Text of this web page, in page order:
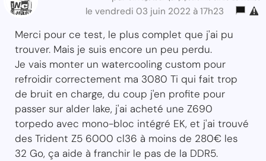
le vendredi 03 juin 2022 à 17h23
Merci pour ce test, le plus complet que j'ai pu
trouver. Mais je suis encore un peu perdu.
Je vais monter un watercooling custom pour
refroidir correctement ma 3080 Ti qui fait trop
de bruit en charge, du coup j'en profite pour
passer sur alder lake, j'ai acheté une Z690
torpedo avec mono-bloc intégré EK, et j'ai trouvé
des Trident Z5 6000 cl36 à moins de 280€ les
32 Go, ça aide à franchir le pas de la DDR5.